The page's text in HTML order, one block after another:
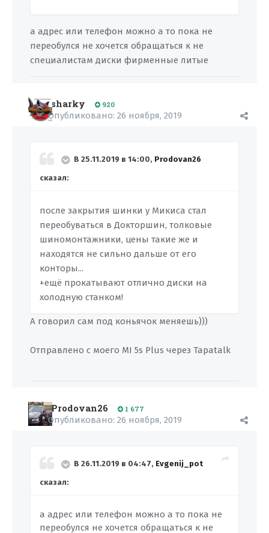
а адрес или телефон можно а то пока не
переобулся не хочется обращаться к не
специалистам диски фирменные литые
sharky 920
Опубликовано: 26 ноября, 2019
В 25.11.2019 в 14:00, Prodovan26
сказал:
после закрытия шинки у Микиса стал
переобуваться в Докторшин, толковые
шиномонтажники, цены такие же и
находятся не сильно дальше от его
конторы...
+ещё прокатывают отлично диски на
холодную станком!
А говорил сам под коньячок меняешь)))
Отправлено с моего MI 5s Plus через Tapatalk
Prodovan26 1 677
Опубликовано: 26 ноября, 2019
В 26.11.2019 в 04:47, Evgenij_pot
сказал:
а адрес или телефон можно а то пока не
переобулся не хочется обращаться к не